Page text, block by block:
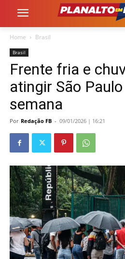
Home Brasil
Brasil
Frente fria e
atingir São
semana
Por Redação FB - 09/01/2026 | 16:21